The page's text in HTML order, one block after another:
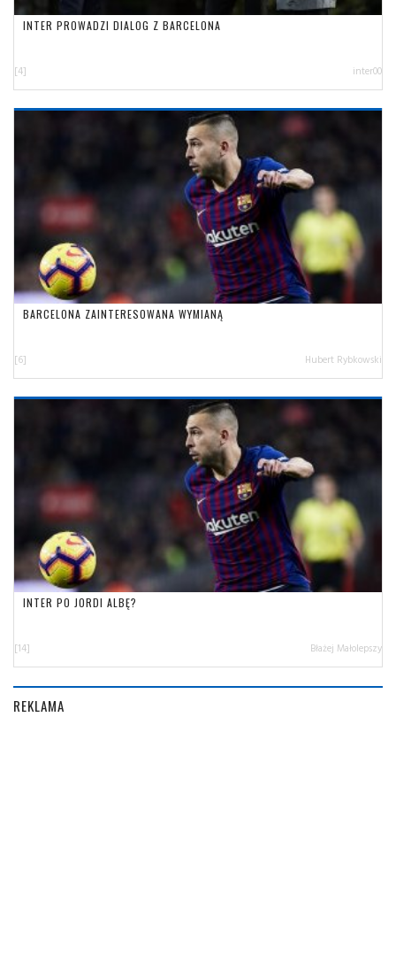
INTER PROWADZI DIALOG Z BARCELONA
[4] inter00
BARCELONA ZAINTERESOWANA WYMIANĄ
[6] Hubert Rybkowski
INTER PO JORDI ALBĘ?
[14] Błażej Małolepszy
REKLAMA